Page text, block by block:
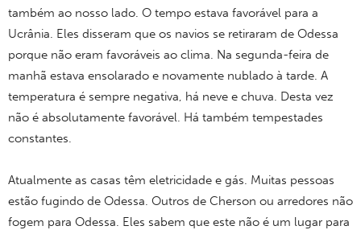
também ao nosso lado. O tempo estava favorável para a
Ucrânia. Eles disseram que os navios se retiraram de Odessa
porque não eram favoráveis ​​ao clima. Na segunda-feira de
manhã estava ensolarado e novamente nublado à tarde. A
temperatura é sempre negativa, há neve e chuva. Desta vez
não é absolutamente favorável. Há também tempestades
constantes.
Atualmente as casas têm eletricidade e gás. Muitas pessoas
estão fugindo de Odessa. Outros de Cherson ou arredores não
fogem para Odessa. Eles sabem que este não é um lugar para